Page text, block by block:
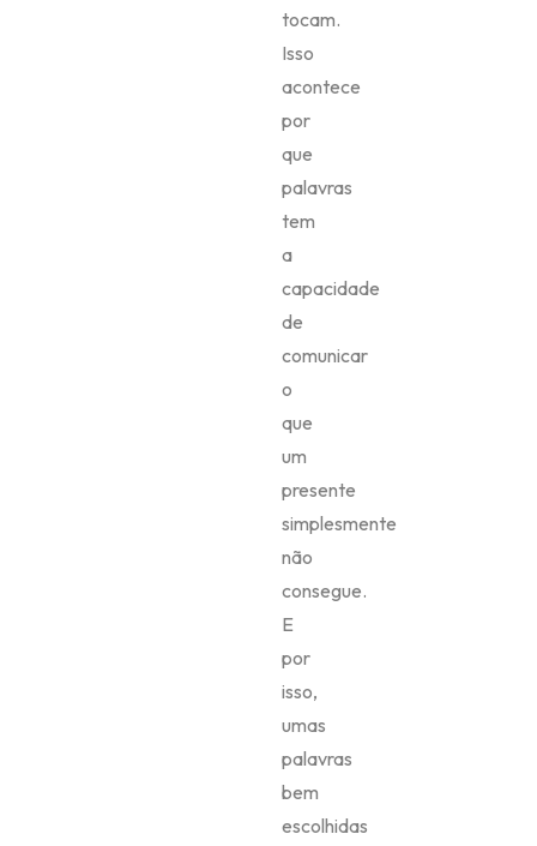
tocam.
Isso
acontece
por
que
palavras
tem
a
capacidade
de
comunicar
o
que
um
presente
simplesmente
não
consegue.
E
por
isso,
umas
palavras
bem
escolhidas